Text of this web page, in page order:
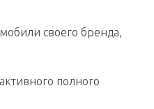
своего бренда,
полного